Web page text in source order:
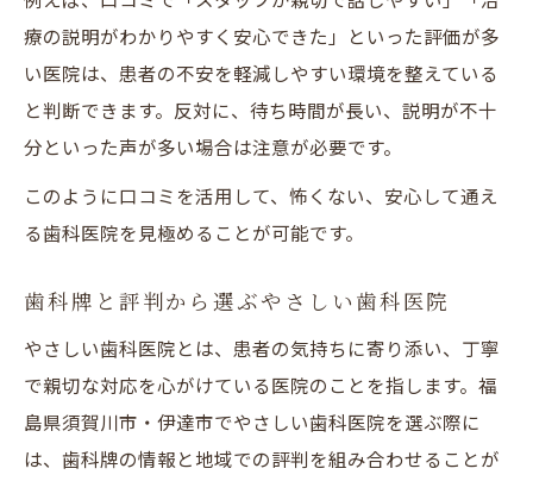
療の説明がわかりやすく安心できた」といった評価が多
い医院は、患者の不安を軽減しやすい環境を整えている
と判断できます。反対に、待ち時間が長い、説明が不十
分といった声が多い場合は注意が必要です。
このように口コミを活用して、怖くない、安心して通え
る歯科医院を見極めることが可能です。
歯科牌と評判から選ぶやさしい歯科医院
やさしい歯科医院とは、患者の気持ちに寄り添い、丁寧
で親切な対応を心がけている医院のことを指します。福
島県須賀川市・伊達市でやさしい歯科医院を選ぶ際に
は、歯科牌の情報と地域での評判を組み合わせることが